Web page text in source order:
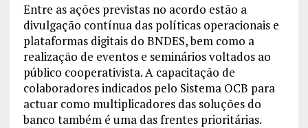
Entre as ações previstas no acordo estão a
divulgação contínua das políticas operacionais e
plataformas digitais do BNDES, bem como a
realização de eventos e seminários voltados ao
público cooperativista. A capacitação de
colaboradores indicados pelo Sistema OCB para
actuar como multiplicadores das soluções do
banco também é uma das frentes prioritárias.